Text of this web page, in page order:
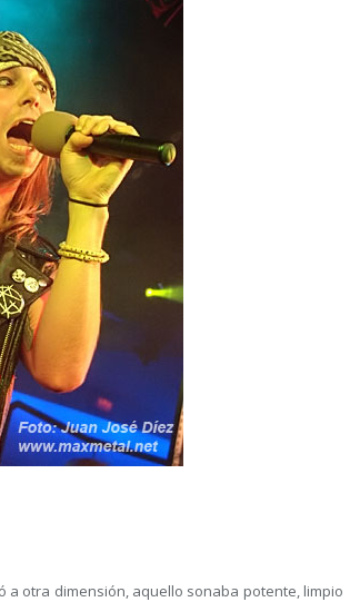
otra dimensión, aquello sonaba potente, limpio